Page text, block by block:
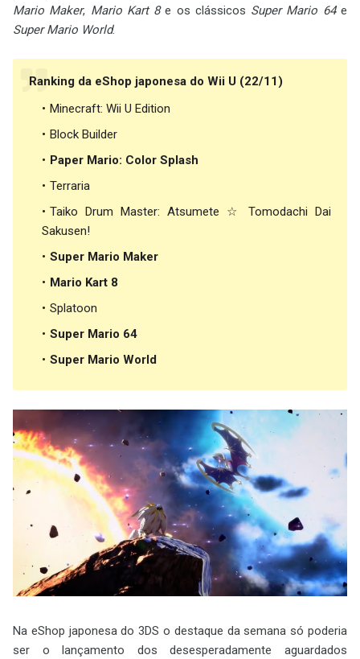
Mario Maker, Mario Kart 8e os clássicos Super Mario 64e
Super Mario World.
Ranking da eShop japonesa do Wii U (22/11)
Minecraft: Wii U Edition
Block Builder
Paper Mario: Color Splash
Terraria
Taiko Drum Master: Atsumete ☆ Tomodachi Dai
Sakusen!
Super Mario Maker
Mario Kart 8
Splatoon
Super Mario 64
Super Mario World
Na eShop japonesa do 3DS o destaque da semana só poderia
ser o lançamento dos desesperadamente aguardados